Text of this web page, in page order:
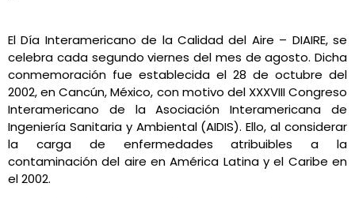
El Día Interamericano de la Calidad del Aire – DIAIRE, se
celebra cada segundo viernes del mes de agosto. Dicha
conmemoración fue establecida el 28 de octubre del
2002, en Cancún, México, con motivo del XXXVIII Congreso
Interamericano de la Asociación Interamericana de
Ingeniería Sanitaria y Ambiental (AIDIS). Ello, al considerar
la carga de enfermedades atribuibles a la
contaminación del aire en América Latina y el Caribe en
el 2002.